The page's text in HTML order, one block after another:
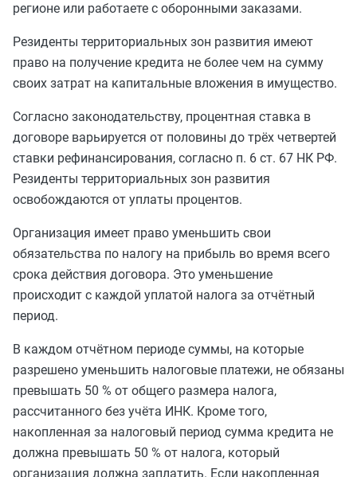
регионе или работаете с оборонными заказами.
Резиденты территориальных зон развития имеют
право на получение кредита не более чем на сумму
своих затрат на капитальные вложения в имущество.
Согласно законодательству, процентная ставка в
договоре варьируется от половины до трёх четвертей
ставки рефинансирования, согласно п. 6 ст. 67 НК РФ.
Резиденты территориальных зон развития
освобождаются от уплаты процентов.
Организация имеет право уменьшить свои
обязательства по налогу на прибыль во время всего
срока действия договора. Это уменьшение
происходит с каждой уплатой налога за отчётный
период.
В каждом отчётном периоде суммы, на которые
разрешено уменьшить налоговые платежи, не обязаны
превышать 50 % от общего размера налога,
рассчитанного без учёта ИНК. Кроме того,
накопленная за налоговый период сумма кредита не
должна превышать 50 % от налога, который
организация должна заплатить. Если накопленная